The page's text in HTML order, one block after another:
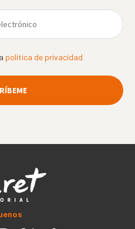
política de privacidad